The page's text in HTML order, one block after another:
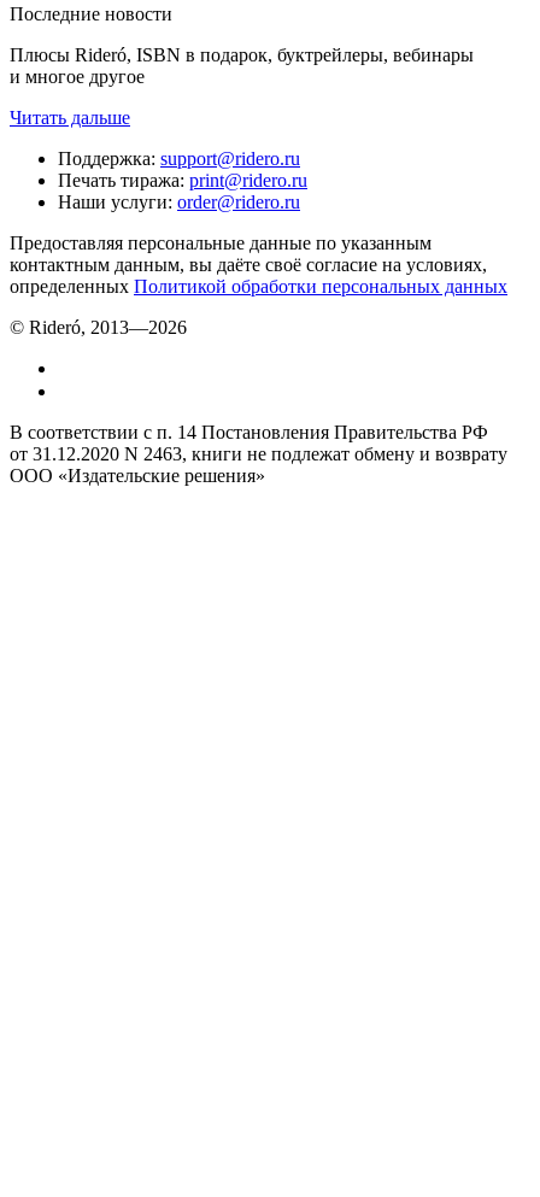
Последние новости
Плюсы Rideró, ISBN в подарок, буктрейлеры, вебинары
и многое другое
Читать дальше
Поддержка: support@ridero.ru
Печать тиража: print@ridero.ru
Наши услуги: order@ridero.ru
Предоставляя персональные данные по указанным
контактным данным, вы даёте своё согласие на условиях,
определенных Политикой обработки персональных данных
© Rideró, 2013—2026
В соответствии с п. 14 Постановления Правительства РФ
от 31.12.2020 N 2463, книги не подлежат обмену и возврату
ООО «Издательские решения»